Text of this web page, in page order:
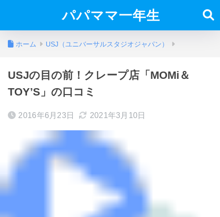
パパママ一年生
ホーム USJ（ユニバーサルスタジオジャパン）
USJの目の前！クレープ店「MOMi＆
TOY’S」の口コミ
2016年6月23日 2021年3月10日